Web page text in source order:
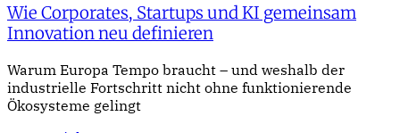
Wie Corporates, Startups und KI gemeinsam
Innovation neu definieren
Warum Europa Tempo braucht – und weshalb der
industrielle Fortschritt nicht ohne funktionierende
Ökosysteme gelingt